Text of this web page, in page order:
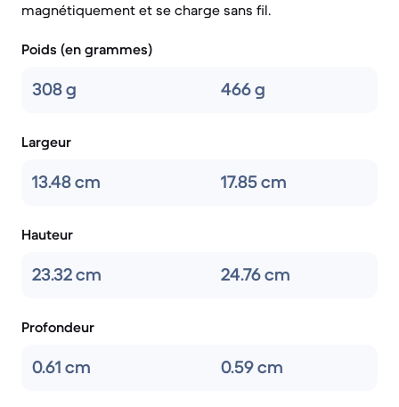
magnétiquement et se charge sans fil.
Poids (en grammes)
308 g 466 g
Largeur
13.48 cm 17.85 cm
Hauteur
23.32 cm 24.76 cm
Profondeur
0.61 cm 0.59 cm